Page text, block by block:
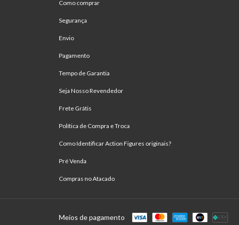
Como comprar
Segurança
Envio
Pagamento
Tempo de Garantia
Seja Nosso Revendedor
Frete Grátis
Política de Compra e Troca
Como Identificar Action Figures originais?
Pré Venda
Compras no Atacado
Meios de pagamento